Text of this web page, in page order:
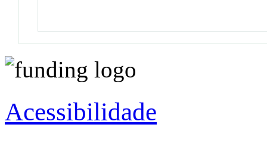
Acessibilidade